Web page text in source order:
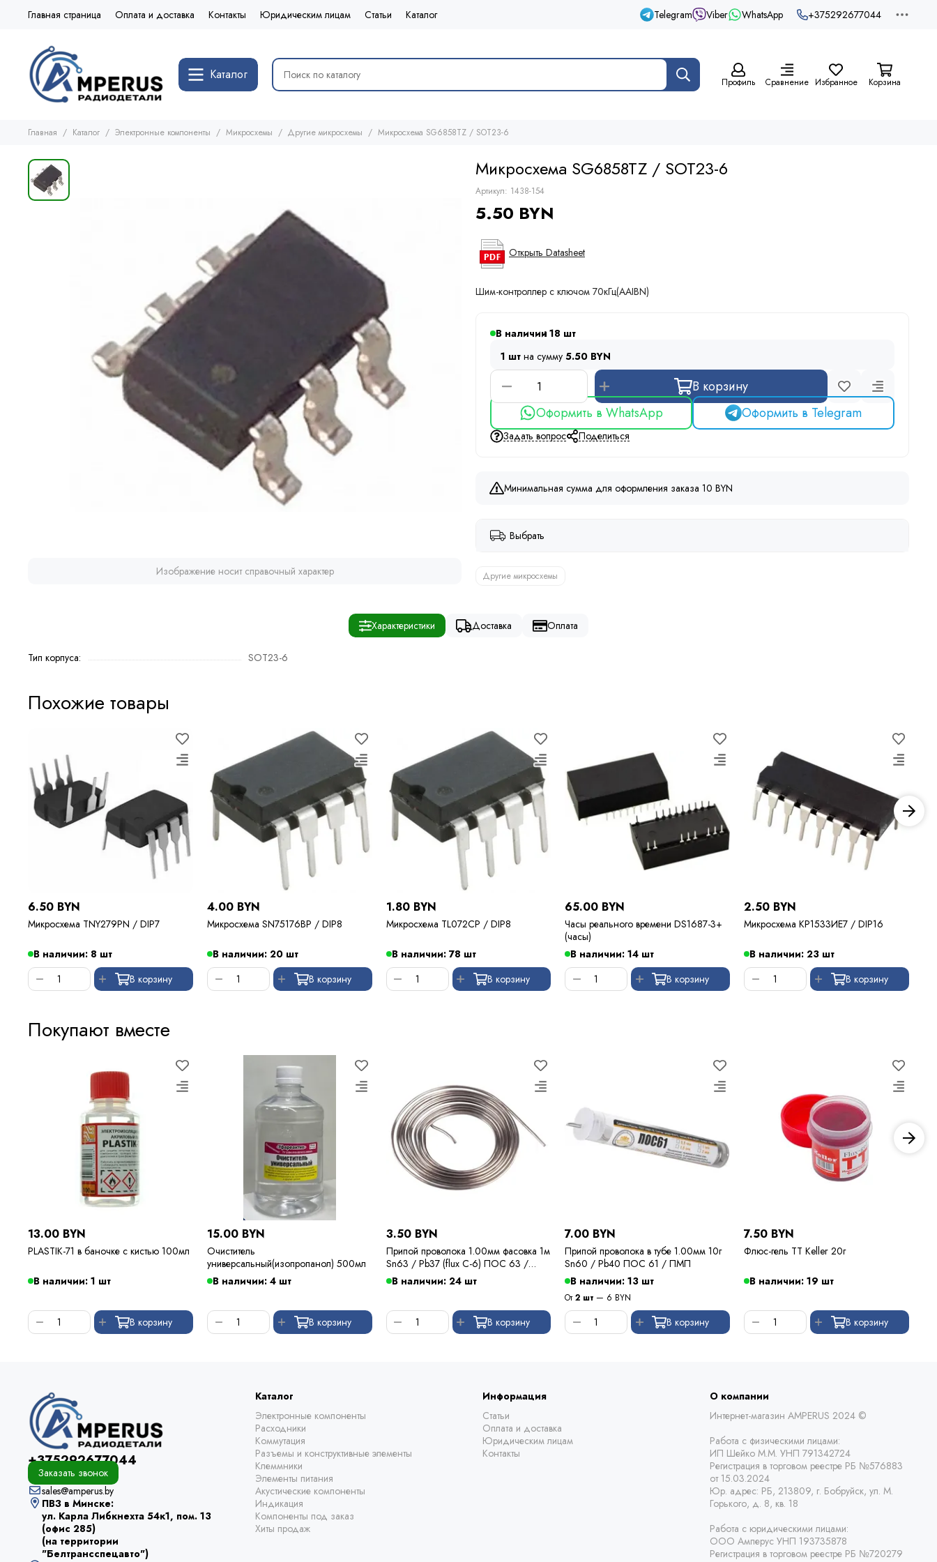
Главная страница Оплата и доставка Контакты Юридическим лицам Статьи Каталог Telegram Viber WhatsApp +375292677044
Каталог Профиль Сравнение Избранное Корзина
Главная Каталог Электронные компоненты Микросхемы Другие микросхемы Микросхема SG6858TZ / SOT23-6
Изображение носит справочный характер
Микросхема SG6858TZ / SOT23-6
Артикул: 1438-154
5.50 BYN
Открыть Datasheet
Шим-контроллер c ключом 70кГц(AAIBN)
В наличии 18
1 шт на сумму 5.50 BYN
В корзину
Оформить в WhatsApp
Оформить в Telegram
Задать вопрос Поделиться
Минимальная сумма для оформления заказа 10 BYN
Выбрать
Другие микросхемы
Характеристики Доставка Оплата
Тип корпуса: SOT23-6
Похожие товары
6.50 BYN
Микросхема TNY279PN / DIP7
В наличии: 8 шт
В корзину
4.00 BYN
Микросхема SN75176BP / DIP8
В наличии: 20 шт
В корзину
1.80 BYN
Микросхема TL072CP / DIP8
В наличии: 78 шт
В корзину
65.00 BYN
Часы реального времени DS1687-3+
(часы)
В наличии: 14 шт
В корзину
2.50 BYN
Микросхема КР1533ИЕ7 / DIP16
В наличии: 23 шт
В корзину
Покупают вместе
13.00 BYN
PLASTIK-71 в баночке с кистью 100мл
В наличии: 1 шт
В корзину
15.00 BYN
Очиститель
универсальный(изопропанол) 500мл
В наличии: 4 шт
В корзину
3.50 BYN
Припой проволока 1.00мм фасовка 1м
Sn63 / Pb37 (flux C-6) ПОС 63 /
Kewei
В наличии: 24 шт
В корзину
7.00 BYN
Припой проволока в тубе 1.00мм 10г
Sn60 / Pb40 ПОС 61 / ПМП
В наличии: 13 шт
От2 шт — 6 BYN
В корзину
7.50 BYN
Флюс-гель TT Keller 20г
В наличии: 19 шт
В корзину
+375292677044
Заказать звонок
sales@amperus.by
ПВЗ в Минске:
ул. Карла Либкнехта 54к1, пом. 13
(офис 285)
(на территории
"Белтрансспецавто")
Каталог
Электронные компоненты
Расходники
Коммутация
Разъемы и конструктивные элементы
Клеммники
Элементы питания
Акустические компоненты
Индикация
Компоненты под заказ
Хиты продаж
Информация
Статьи
Оплата и доставка
Юридическим лицам
Контакты
О компании
Интернет-магазин AMPERUS 2024 ©
Работа с физическими лицами:
ИП Шейко М.М. УНП 791342724
Регистрация в торговом реестре РБ №576883
от 15.03.2024
Юр. адрес: РБ, 213809, г. Бобруйск, ул. М.
Горького, д. 8, кв. 18
Работа с юридическими лицами:
ООО Амперус УНП 193735878
Регистрация в торговом реестре РБ №720279